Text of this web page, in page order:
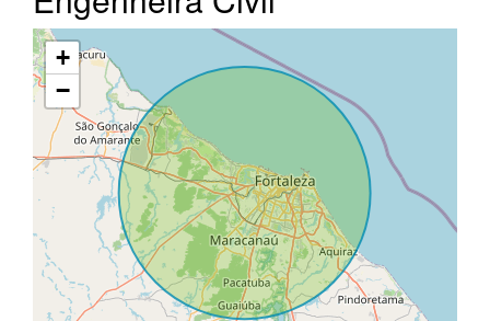
+
−